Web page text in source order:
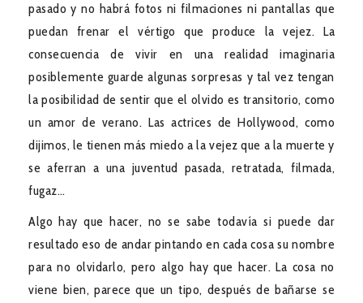
pasado y no habrá fotos ni filmaciones ni pantallas que
puedan frenar el vértigo que produce la vejez. La
consecuencia de vivir en una realidad imaginaria
posiblemente guarde algunas sorpresas y tal vez tengan
la posibilidad de sentir que el olvido es transitorio, como
un amor de verano. Las actrices de Hollywood, como
dijimos, le tienen más miedo a la vejez que a la muerte y
se aferran a una juventud pasada, retratada, filmada,
fugaz…
Algo hay que hacer, no se sabe todavía si puede dar
resultado eso de andar pintando en cada cosa su nombre
para no olvidarlo, pero algo hay que hacer. La cosa no
viene bien, parece que un tipo, después de bañarse se